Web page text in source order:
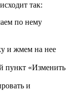
так:
по нему
и жмем на нее
пункт «Изменить
и